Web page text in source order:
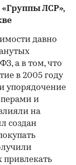
ЛСР»,
давно
а в том, что
в 2005 году
упорядочение
и
на
создан